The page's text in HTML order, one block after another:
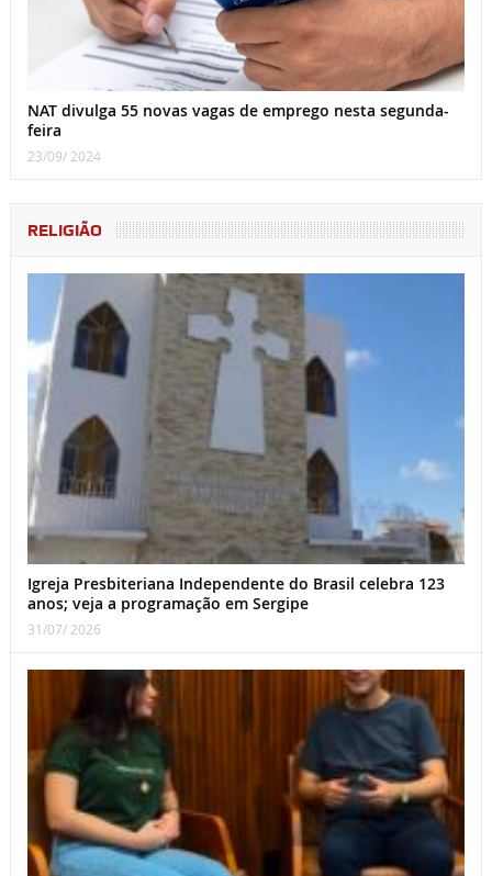
NAT divulga 55 novas vagas de emprego nesta segunda-
feira
23/09/ 2024
RELIGIÃO
Igreja Presbiteriana Independente do Brasil celebra 123
anos; veja a programação em Sergipe
31/07/ 2026